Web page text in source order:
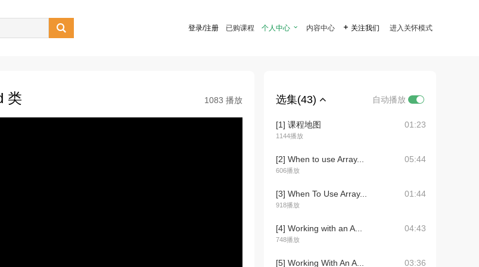
 登录/注册 已购课程 个人中心  内容中心  关注我们 进入关怀模式
类 1083 播放 选集(43) 自动播放
[1] 课程地图
1144播放
01:23
[2] When to use Array...
606播放
05:44
[3] When To Use Array...
918播放
01:44
[4] Working with an A...
748播放
04:43
[5] Working With An A... 03:36